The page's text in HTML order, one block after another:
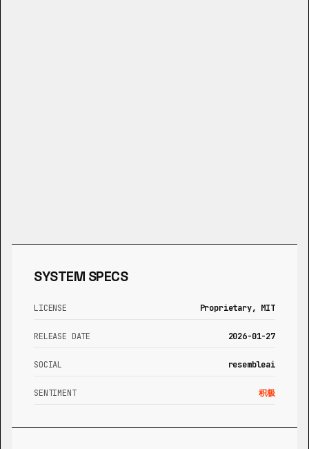
SYSTEM SPECS
LICENSE Proprietary, MIT
RELEASE DATE 2026-01-27
SOCIAL resembleai
SENTIMENT 积极